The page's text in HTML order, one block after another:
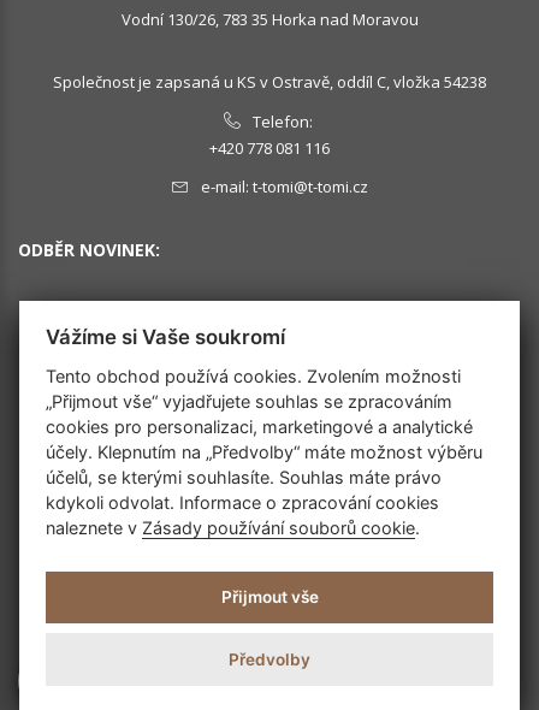
Vodní 130/26, 783 35 Horka nad Moravou
Společnost je zapsaná u KS v Ostravě, oddíl C, vložka 54238
Telefon:
+420 778 081 116
e-mail: t-tomi@t-tomi.cz
ODBĚR NOVINEK:
OK
SLEDUJTE NÁS
Vážíme si Vaše soukromí
Tento obchod používá cookies. Zvolením možnosti
„Přijmout vše“ vyjadřujete souhlas se zpracováním
cookies pro personalizaci, marketingové a analytické
účely. Klepnutím na „Předvolby“ máte možnost výběru
účelů, se kterými souhlasíte. Souhlas máte právo
kdykoli odvolat. Informace o zpracování cookies
naleznete v Zásady používání souborů cookie.
Přijmout vše
Předvolby